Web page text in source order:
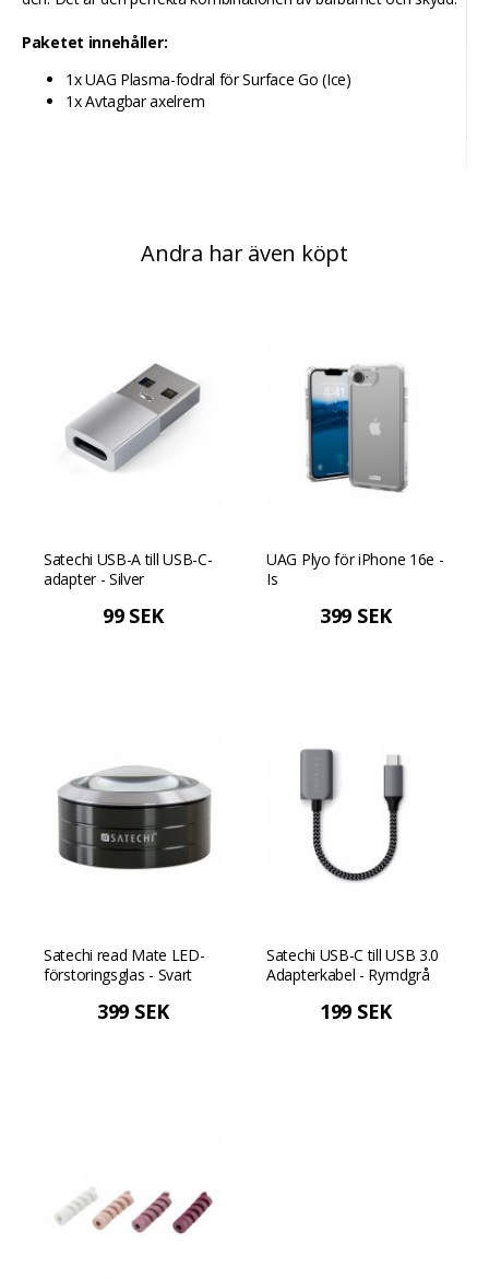
Paketet innehåller:
1x UAG Plasma-fodral för Surface Go (Ice)
1x Avtagbar axelrem
Andra har även köpt
Satechi USB-A till USB-C-
adapter - Silver
99 SEK
UAG Plyo för iPhone 16e -
Is
399 SEK
Satechi read Mate LED-
förstoringsglas - Svart
399 SEK
Satechi USB-C till USB 3.0
Adapterkabel - Rymdgrå
199 SEK